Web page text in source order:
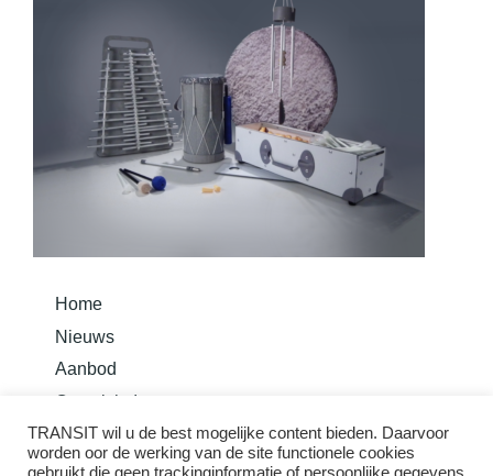
Home
Nieuws
Aanbod
Overzicht Instrumenten
Bouw je instrument
Basis Methode Taurom
TRANSIT wil u de best mogelijke content bieden. Daarvoor
worden oor de werking van de site functionele cookies